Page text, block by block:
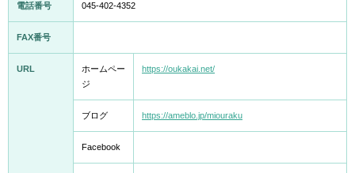
電話番号 045-402-4352
FAX番号
URL
ホームペー
ジ
https://oukakai.net/
ブログ https://ameblo.jp/miouraku
Facebook